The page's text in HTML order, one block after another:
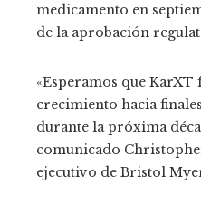
medicamento en
de la aprobación
«Esperamos que
crecimiento hacia
durante la próxima
comunicado
ejecutivo de Bristol